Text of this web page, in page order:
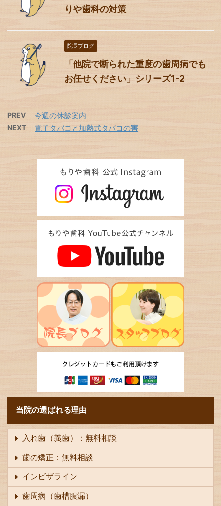
りや歯科の対策
院長ブログ
「他院で断られた重度の歯周病でも
お任せください」シリーズ1-2
PREV 今週の休診案内
NEXT 電子タバコと加熱式タバコの害
当院の選ばれる理由
入れ歯（義歯）：無料相談
歯の矯正：無料相談
インビザライン
歯周病（歯槽膿漏）